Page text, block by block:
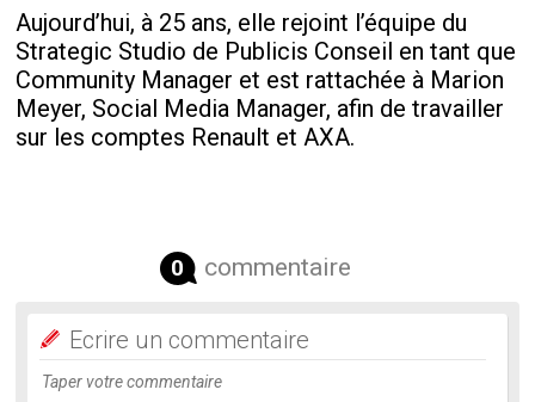
Aujourd’hui, à 25 ans, elle rejoint l’équipe du
Strategic Studio de Publicis Conseil en tant que
Community Manager et est rattachée à Marion
Meyer, Social Media Manager, afin de travailler
sur les comptes Renault et AXA.
0 commentaire
Ecrire un commentaire